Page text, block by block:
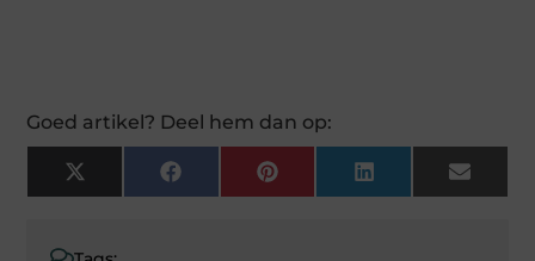
Goed artikel? Deel hem dan op:
X
(Twitter)
Facebook Pinterest LinkedIn Email